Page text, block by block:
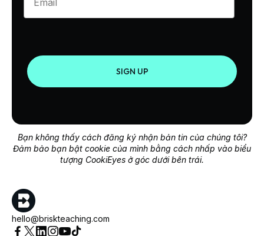
SIGN UP
Bạn không thấy cách đăng ký nhận bản tin của chúng tôi?
Đảm bảo bạn bật cookie của mình bằng cách nhấp vào biểu
tượng CookiEyes ở góc dưới bên trái.
hello@briskteaching.com